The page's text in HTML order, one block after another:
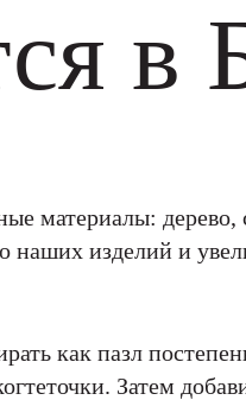
в
материалы: дерево,
наших изделий и
как пазл
Затем